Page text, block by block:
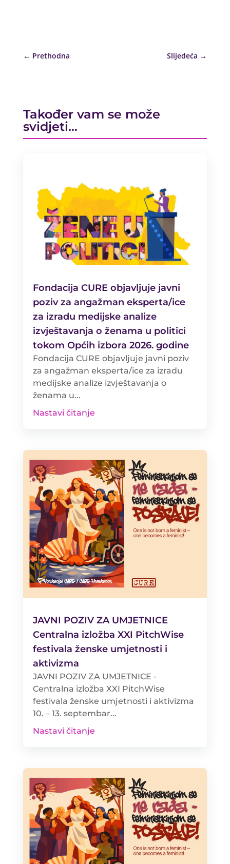
← Prethodna Slijedeća →
Također vam se može
svidjeti…
Fondacija CURE objavljuje javni
poziv za angažman eksperta/ice
za izradu medijske analize
izvještavanja o ženama u politici
tokom Općih izbora 2026. godine
Fondacija CURE objavljuje javni poziv
za angažman eksperta/ice za izradu
medijske analize izvještavanja o
ženama u...
Nastavi čitanje
JAVNI POZIV ZA UMJETNICE
Centralna izložba XXI PitchWise
festivala ženske umjetnosti i
aktivizma
JAVNI POZIV ZA UMJETNICE -
Centralna izložba XXI PitchWise
festivala ženske umjetnosti i aktivizma
10. – 13. septembar...
Nastavi čitanje